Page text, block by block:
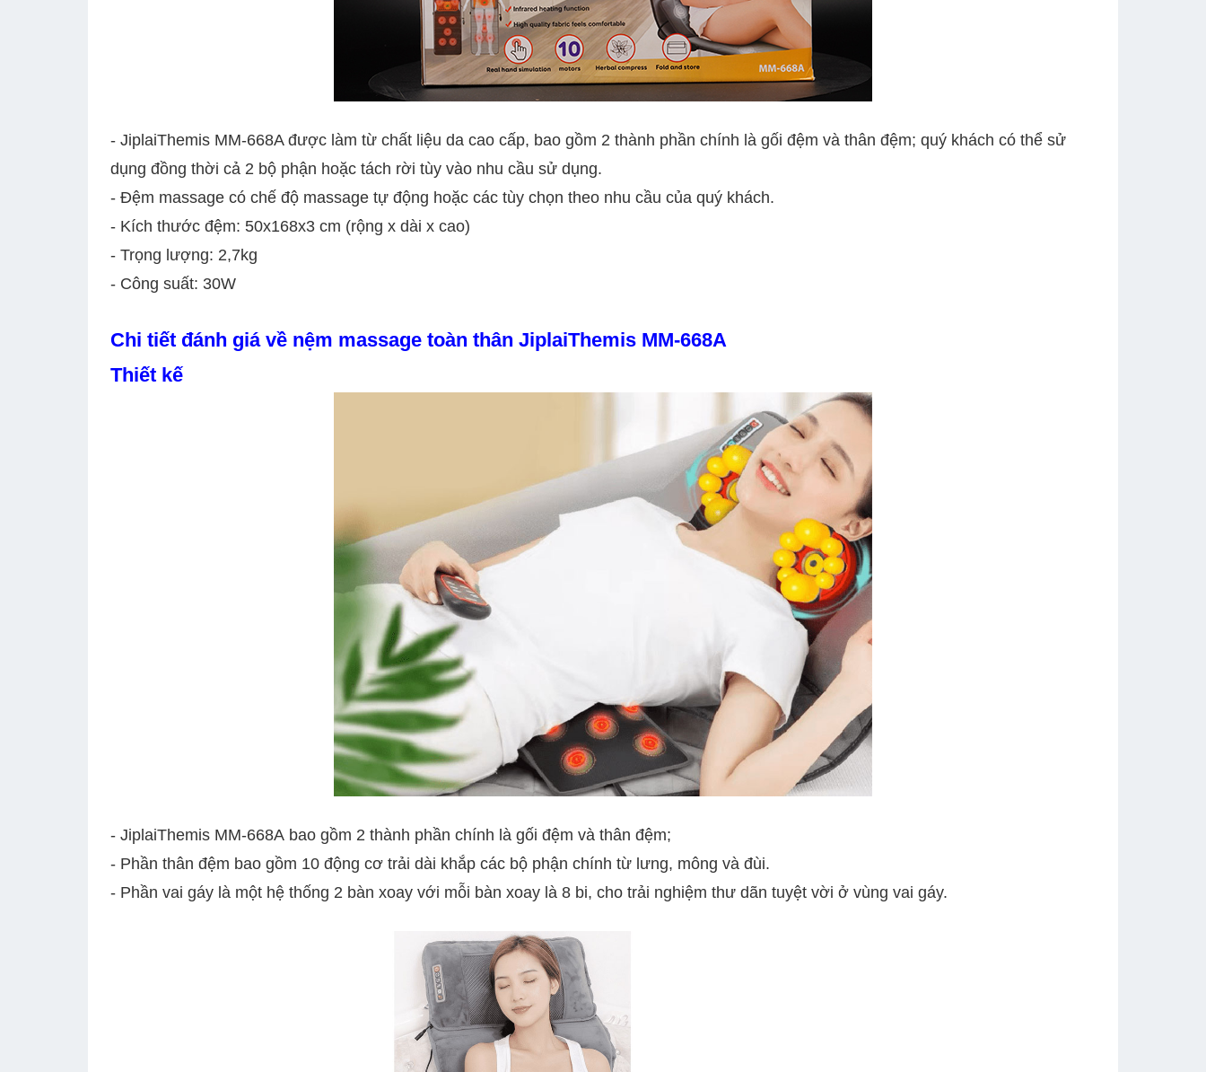
- JiplaiThemis MM-668A được làm từ chất liệu da cao cấp, bao gồm 2 thành phần chính là gối đệm và thân đệm; quý khách có thể sử
dụng đồng thời cả 2 bộ phận hoặc tách rời tùy vào nhu cầu sử dụng.
- Đệm massage có chế độ massage tự động hoặc các tùy chọn theo nhu cầu của quý khách.
- Kích thước đệm: 50x168x3 cm (rộng x dài x cao)
- Trọng lượng: 2,7kg
- Công suất: 30W
Chi tiết đánh giá về nệm massage toàn thân JiplaiThemis MM-668A
Thiết kế
- JiplaiThemis MM-668A bao gồm 2 thành phần chính là gối đệm và thân đệm;
- Phần thân đệm bao gồm 10 động cơ trải dài khắp các bộ phận chính từ lưng, mông và đùi.
- Phần vai gáy là một hệ thống 2 bàn xoay với mỗi bàn xoay là 8 bi, cho trải nghiệm thư dãn tuyệt vời ở vùng vai gáy.